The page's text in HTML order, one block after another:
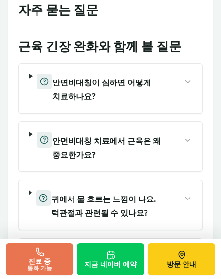
자주 묻는 질문
근육 긴장 완화와 함께 볼 질문
안면비대칭이 심하면 어떻게
치료하나요?
안면비대칭 치료에서 근육은 왜
중요한가요?
귀에서 물 흐르는 느낌이 나요.
턱관절과 관련될 수 있나요?
양쪽귀먹먹검사와 씹을 때 한쪽 귀가
막히는 느낌은 어떤 순서로
진료 중
통화 가능 지금 네이버 예약 방문 안내